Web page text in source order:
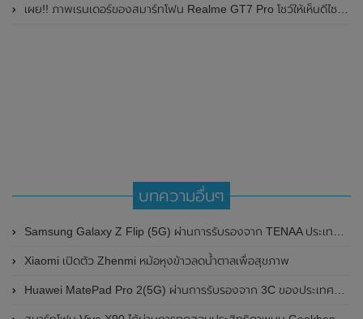
เผย!! ภาพเรนเดอร์ของสมาร์ทโฟน Realme GT7 Pro โชว์ให้เห็นดีไซน์ใหม่ พร้อมเผยรายละเอียดสเปกที่สำคัญบางส่วน
บทความอื่นๆ
Samsung Galaxy Z Flip (5G) ผ่านการรับรองจาก TENAA ประเทศจีน ดีไซน์ยังไม่มีการเปลี่ยนแปลง
Xiaomi เปิดตัว Zhenmi หม้อหุงข้าวลดน้ำตาลเพื่อสุขภาพ
Huawei MatePad Pro 2(5G) ผ่านการรับรองจาก 3C ของประเทศจีนแล้ว มาพร้อมรองรับการชาร์จไว 40W